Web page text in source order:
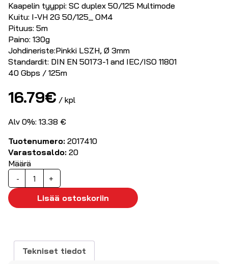
Kaapelin tyyppi: SC duplex 50/125 Multimode
Kuitu: I-VH 2G 50/125_ OM4
Pituus: 5m
Paino: 130g
Johdineriste:Pinkki LSZH, Ø 3mm
Standardit: DIN EN 50173-1 and IEC/ISO 11801
40 Gbps / 125m
16.79€ / kpl
Alv 0%: 13.38 €
Tuotenumero: 2017410
Varastosaldo: 20
Määrä
-
Kytkentäkuitu
monimuoto
OM4
SC-
määrä
+
Lisää ostoskoriin
Tekniset tiedot